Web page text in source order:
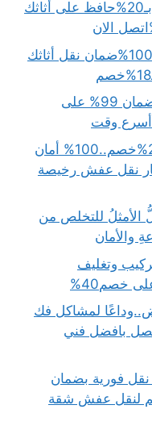
شركة نقل وتخزين أثاث بالرياض بـ20%حافظ على أثاثك
نقل عفش من الرياض الى جدة..100%ضمان نقل أثاثك
دينا نقل عفش شرق الرياض مع ضمان 99% على
أسرع وقت
دينا نقل عفش داخل الرياض بـ20%خصم..100% أمان
نقل عفش رخيصة
الأمثلُ للتخلص من
وتغليف
لمشاكل فك
بـ23%خصم اتصل بافضل فني
فورية بضمان
خصم لنقل عفش شقة